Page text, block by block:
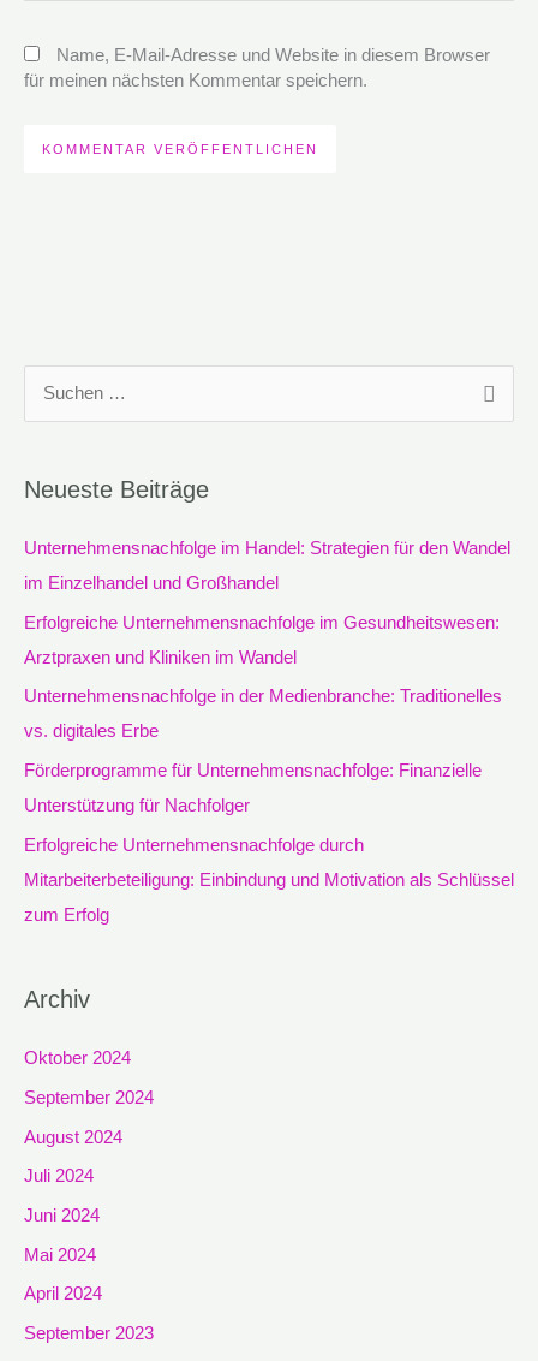
Name, E-Mail-Adresse und Website in diesem Browser
für meinen nächsten Kommentar speichern.
h
e
n
Neueste Beiträge
Unternehmensnachfolge im Handel: Strategien für den Wandel
im Einzelhandel und Großhandel
Erfolgreiche Unternehmensnachfolge im Gesundheitswesen:
Arztpraxen und Kliniken im Wandel
Unternehmensnachfolge in der Medienbranche: Traditionelles
vs. digitales Erbe
Förderprogramme für Unternehmensnachfolge: Finanzielle
Unterstützung für Nachfolger
Erfolgreiche Unternehmensnachfolge durch
Mitarbeiterbeteiligung: Einbindung und Motivation als Schlüssel
zum Erfolg
Archiv
Oktober 2024
September 2024
August 2024
Juli 2024
Juni 2024
Mai 2024
April 2024
September 2023